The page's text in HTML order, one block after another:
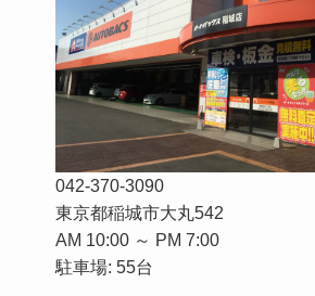
042-370-3090
東京都稲城市大丸542
AM 10:00 ～ PM 7:00
駐車場: 55台